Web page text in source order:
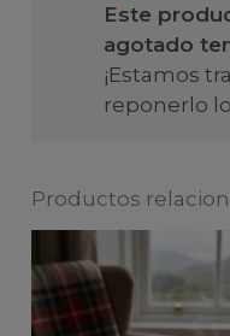
Este
agotado
¡Estamos
reponerlo
Productos